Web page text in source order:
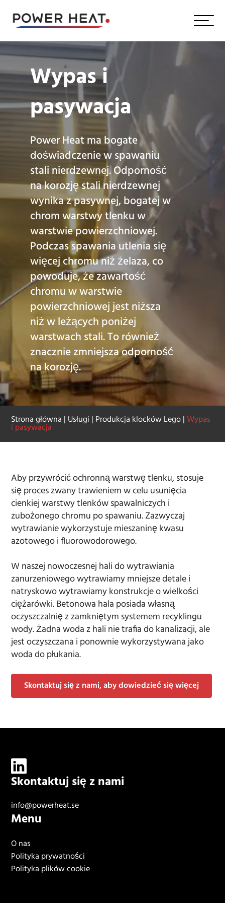
Wypas i
pasywacja
Power Heat ma bogate
doświadczenie w spawaniu
stali nierdzewnej. Odporność
na korozję stali nierdzewnej
wynika z pasywnej, bogatej w
chrom warstwy tlenku w
warstwie powierzchniowej.
Podczas spawania utlenia się
więcej chromu niż żelaza, co
powoduje, że zawartość
chromu w warstwie
powierzchniowej jest niższa
niż w leżących poniżej
warstwach stali. To również
znacznie zmniejsza odporność
na korozję.
Strona główna Usługi Produkcja klocków Lego
Wypas
i pasywacja
Aby przywrócić ochronną warstwę tlenku, stosuje
się proces zwany trawieniem w celu usunięcia
cienkiej warstwy tlenków spawalniczych i
zubożonego chromu po spawaniu. Zazwyczaj
wytrawianie wykorzystuje mieszaninę kwasu
azotowego i fluorowodorowego.
W naszej nowoczesnej hali do wytrawiania
zanurzeniowego wytrawiamy mniejsze detale i
natryskowo wytrawiamy konstrukcje o wielkości
ciężarówki. Betonowa hala posiada własną
oczyszczalnię z zamkniętym systemem recyklingu
wody. Żadna woda z hali nie trafia do kanalizacji, ale
jest oczyszczana i ponownie wykorzystywana jako
woda do płukania.
Skontaktuj się z nami, aby dowiedzieć się więcej
Skontaktuj się z nami
info@powerheat.se
Menu
O nas
Polityka prywatności
Polityka plików cookie